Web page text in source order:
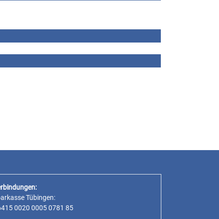
Tübingen:
0020 0005 0781 85